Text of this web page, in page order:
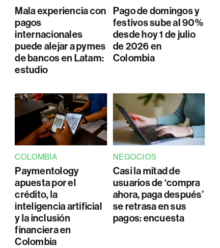
Mala experiencia con
pagos
internacionales
puede alejar a pymes
de bancos en Latam:
estudio
Pago de domingos y
festivos sube al 90%
desde hoy 1 de julio
de 2026 en
Colombia
COLOMBIA
Paymentology
apuesta por el
crédito, la
inteligencia artificial
y la inclusión
financiera en
Colombia
NEGOCIOS
Casi la mitad de
usuarios de ‘compra
ahora, paga después’
se retrasa en sus
pagos: encuesta